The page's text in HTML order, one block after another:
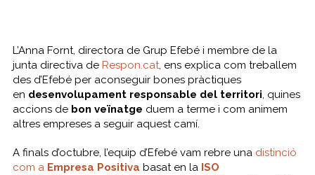
L’Anna Fornt, directora de Grup Efebé i membre de la
junta directiva de Respon.cat, ens explica com treballem
des d’Efebé per aconseguir bones pràctiques
en desenvolupament responsable del territori, quines
accions de bon veïnatge duem a terme i com animem
altres empreses a seguir aquest camí.
A finals d’octubre, l’equip d’Efebé vam rebre una distinció
com a Empresa Positiva basat en la ISO